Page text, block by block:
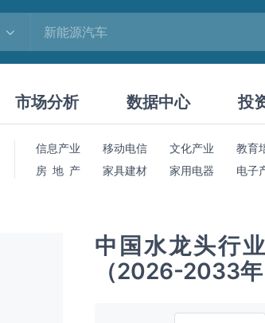
市场分析 数据中心 投
信息产业 移动电信 文化产业 教育
房 地 产
家具建材 家用电器 电子
中国水龙头行
（2026-2033年